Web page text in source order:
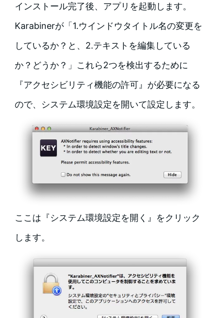
インストール完了後、アプリを起動します。
Karabinerが「1.ウインドウタイトル名の変更を
しているか？と、2.テキストを編集している
か？どうか？」これら2つを検出するために
『アクセシビリティ機能の許可』が必要になる
ので、システム環境設定を開いて設定します。
ここは『システム環境設定を開く』をクリック
します。